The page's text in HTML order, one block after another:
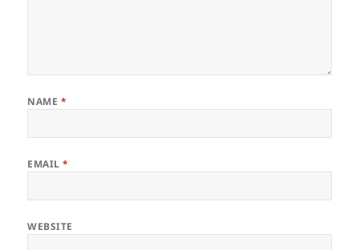
NAME *
EMAIL*
WEBSITE